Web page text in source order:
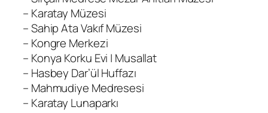
– Karatay Müzesi
– Sahip Ata Vakıf Müzesi
– Kongre Merkezi
– Konya Korku Evi | Musallat
– Hasbey Dar’ül Huffazı
– Mahmudiye Medresesi
– Karatay Lunaparkı